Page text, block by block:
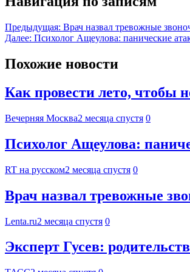
Предыдущая: Врач назвал тревожные
Далее: Психолог Ащеулова: панические
Похожие новости
Как провести лето, чтобы
Вечерняя Москва2 месяца спустя 0
Психолог Ащеулова:
RT на русском2 месяца спустя 0
Врач назвал тревожные
Lenta.ru2 месяца спустя 0
Эксперт Гусев: